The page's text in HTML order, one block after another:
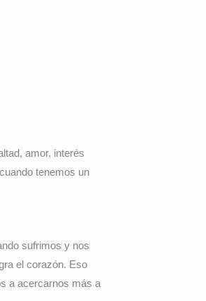
amor, interés
tenemos un
sufrimos y nos
el corazón. Eso
a acercarnos más a